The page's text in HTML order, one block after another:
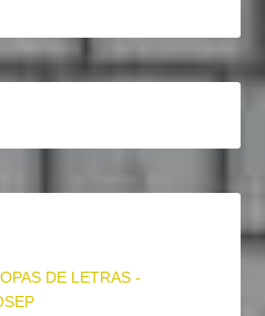
DE LETRAS -